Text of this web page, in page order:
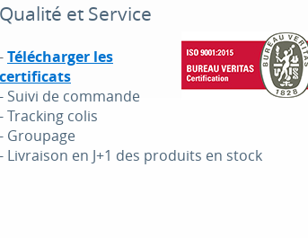
Qualité et Service
-Télécharger les
certificats
- Suivi de commande
- Tracking colis
- Groupage
- Livraison en J+1 des produits en stock